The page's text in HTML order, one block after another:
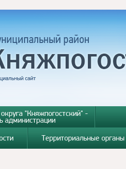
"Княжпогостский" -
администрации
Территориальные органы